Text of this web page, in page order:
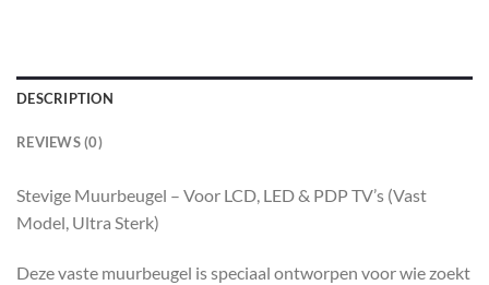
DESCRIPTION
REVIEWS (0)
Stevige Muurbeugel – Voor LCD, LED & PDP TV’s (Vast
Model, Ultra Sterk)
Deze vaste muurbeugel is speciaal ontworpen voor wie zoekt